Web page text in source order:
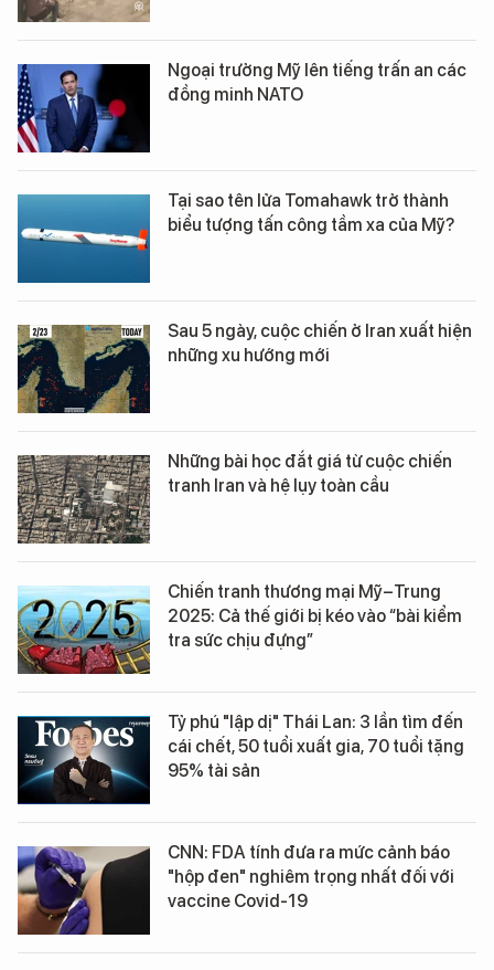
Ngoại trưởng Mỹ lên tiếng trấn an các
đồng minh NATO
Tại sao tên lửa Tomahawk trở thành
biểu tượng tấn công tầm xa của Mỹ?
Sau 5 ngày, cuộc chiến ở Iran xuất hiện
những xu hướng mới
Những bài học đắt giá từ cuộc chiến
tranh Iran và hệ lụy toàn cầu
Chiến tranh thương mại Mỹ–Trung
2025: Cả thế giới bị kéo vào “bài kiểm
tra sức chịu đựng”
Tỷ phú "lập dị" Thái Lan: 3 lần tìm đến
cái chết, 50 tuổi xuất gia, 70 tuổi tặng
95% tài sản
CNN: FDA tính đưa ra mức cảnh báo
"hộp đen" nghiêm trọng nhất đối với
vaccine Covid-19